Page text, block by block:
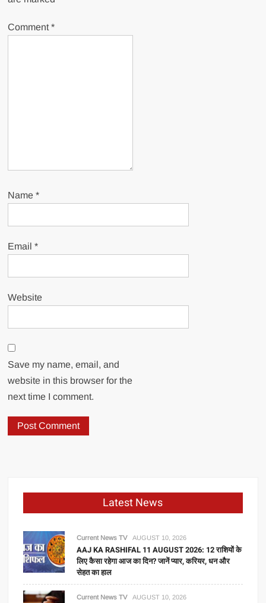
Comment*
Name*
Email*
Website
Save my name, email, and
website in this browser for the
next time I comment.
Latest News
Current News TV AUGUST 10, 2026
AAJ KA RASHIFAL 11 AUGUST 2026: 12 राशियों के
लिए कैसा रहेगा आज का दिन? जानें प्यार, करियर, धन और
सेहत का हाल
Current News TV AUGUST 10, 2026